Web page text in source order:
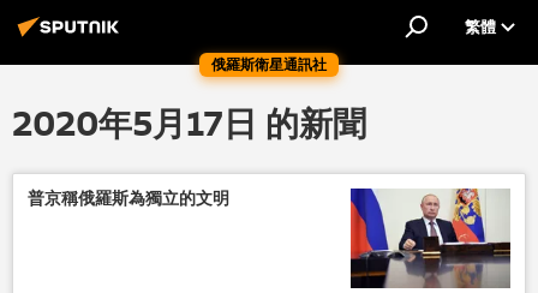
俄羅斯衛星通訊社
繁體
2020年5月17日 的新聞
普京稱俄羅斯為獨立的文明